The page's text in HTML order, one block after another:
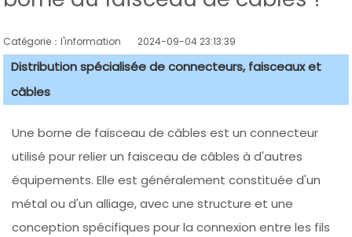
Catégorie：l'information 2024-09-04 23:13:39
Distribution spécialisée de connecteurs, faisceaux et
câbles
Une borne de faisceau de câbles est un connecteur
utilisé pour relier un faisceau de câbles à d'autres
équipements. Elle est généralement constituée d'un
métal ou d'un alliage, avec une structure et une
conception spécifiques pour la connexion entre les fils